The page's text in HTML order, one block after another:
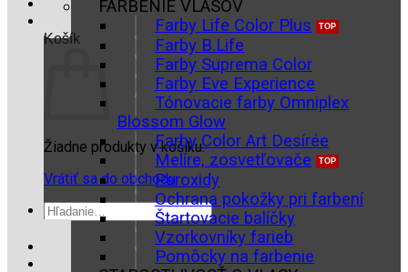
Košík
Žiadne produkty v košíku.
Vrátiť sa do obchodu
Hľadať:
FARBENIE VLASOV
Farby Life Color Plus
Farby B.Life
Farby Suprema Color
Farby Eve Experience
Tónovacie farby Omniplex
Blossom Glow
Farby Color Art Desírée
Melíre, zosvetľovače
Peroxidy
Ochrana pokožky pri farbení
Štartovacie balíčky
Vzorkovníky farieb
Pomôcky na farbenie